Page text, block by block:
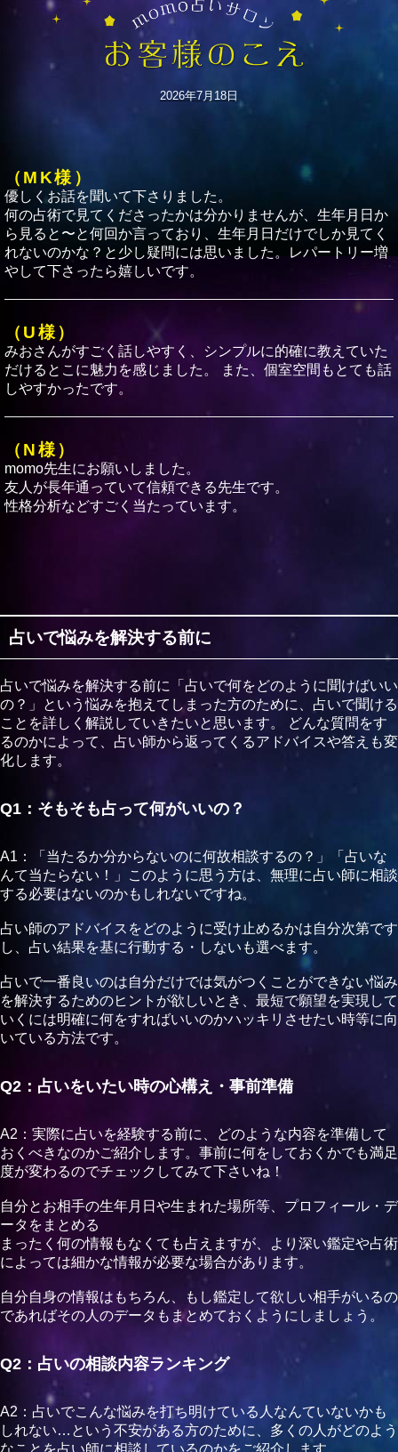
2026年7月18日
（MK様）
優しくお話を聞いて下さりました。
何の占術で見てくださったかは分かりませんが、生年月日か
ら見ると〜と何回か言っており、生年月日だけでしか見てく
れないのかな？と少し疑問には思いました。レパートリー増
やして下さったら嬉しいです。
（U様）
みおさんがすごく話しやすく、シンプルに的確に教えていた
だけるとこに魅力を感じました。 また、個室空間もとても話
しやすかったです。
（N様）
momo先生にお願いしました。
友人が長年通っていて信頼できる先生です。
性格分析などすごく当たっています。
（UK様）
ミオさんに占っていただきました！
もう何度もお世話になっていて、いつも優しく寄り添って話
を聞いてくれます！
占いもとても当たります♩
（H様）
のよりどころにさせてもらっています！
寄り添ってもらいながら的確な言葉がほしい、背中を押して
もらいたい人は是非相談にきてみてください！
（Hさん)
とても話しやすく料金的にも優しい。
今回ミオさんに話を聞いてもらいましたが、最後まで親切
で、30分でたくさんのお話を聞くことができました。
久しぶりに占いした後にスッキリしました！
また通いたくなります。
占いで悩みを解決する前に
占いで悩みを解決する前に「占いで何をどのように聞けばいい
の？」という悩みを抱えてしまった方のために、占いで聞ける
ことを詳しく解説していきたいと思います。 どんな質問をす
るのかによって、占い師から返ってくるアドバイスや答えも変
化します。
Q1：そもそも占って何がいいの？
A1：「当たるか分からないのに何故相談するの？」「占いな
んて当たらない！」このように思う方は、無理に占い師に相談
する必要はないのかもしれないですね。
占い師のアドバイスをどのように受け止めるかは自分次第です
し、占い結果を基に行動する・しないも選べます。
占いで一番良いのは自分だけでは気がつくことができない悩み
を解決するためのヒントが欲しいとき、最短で願望を実現して
いくには明確に何をすればいいのかハッキリさせたい時等に向
いている方法です。
Q2：占いをいたい時の心構え・事前準備
A2：実際に占いを経験する前に、どのような内容を準備して
おくべきなのかご紹介します。事前に何をしておくかでも満足
度が変わるのでチェックしてみて下さいね！
自分とお相手の生年月日や生まれた場所等、プロフィール・デ
ータをまとめる
まったく何の情報もなくても占えますが、より深い鑑定や占術
によっては細かな情報が必要な場合があります。
自分自身の情報はもちろん、もし鑑定して欲しい相手がいるの
であればその人のデータもまとめておくようにしましょう。
Q2：占いの相談内容ランキング
A2：占いでこんな悩みを打ち明けている人なんていないかも
しれない…という不安がある方のために、多くの人がどのよう
なことを占い師に相談しているのかをご紹介します。